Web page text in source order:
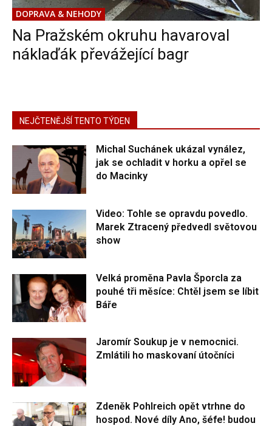
DOPRAVA & NEHODY
Na Pražském okruhu havaroval
náklaďák převážející bagr
NEJČTENĚJŠÍ TENTO TÝDEN
Michal Suchánek ukázal vynález,
jak se ochladit v horku a opřel se
do Macinky
Video: Tohle se opravdu povedlo.
Marek Ztracený předvedl světovou
show
Velká proměna Pavla Šporcla za
pouhé tři měsíce: Chtěl jsem se líbit
Báře
Jaromír Soukup je v nemocnici.
Zmlátili ho maskovaní útočníci
Zdeněk Pohlreich opět vtrhne do
hospod. Nové díly Ano, šéfe! budou